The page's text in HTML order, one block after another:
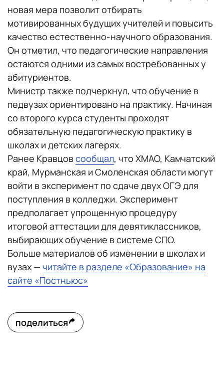
новая мера позволит отбирать
мотивированных будущих учителей и повысить
качество естественно-научного образования.
Он отметил, что педагогические направления
остаются одними из самых востребованных у
абитуриентов.
Министр также подчеркнул, что обучение в
педвузах ориентировано на практику. Начиная
со второго курса студенты проходят
обязательную педагогическую практику в
школах и детских лагерях.
Ранее Кравцов сообщал, что ХМАО, Камчатский
край, Мурманская и Смоленская области могут
войти в эксперимент по сдаче двух ОГЭ для
поступления в колледжи. Эксперимент
предполагает упрощенную процедуру
итоговой аттестации для девятиклассников,
выбирающих обучение в системе СПО.
Больше материалов об изменении в школах и
вузах — читайте в разделе «Образование» на
сайте «Постньюс»
поделиться